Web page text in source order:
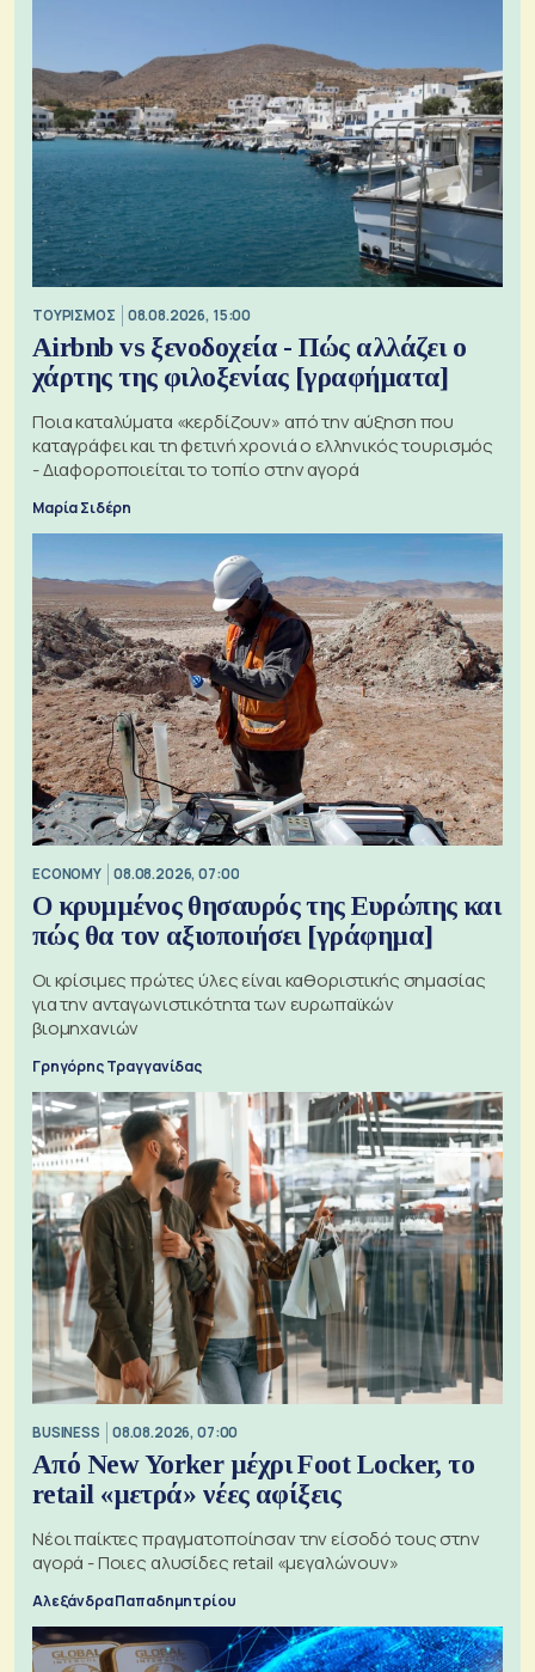
ΤΟΥΡΙΣΜΟΣ 08.08.2026, 15:00
Airbnb vs ξενοδοχεία - Πώς αλλάζει ο
χάρτης της φιλοξενίας [γραφήματα]
Ποια καταλύματα «κερδίζουν» από την αύξηση που
καταγράφει και τη φετινή χρονιά ο ελληνικός τουρισμός
- Διαφοροποιείται το τοπίο στην αγορά
Μαρία Σιδέρη
ECONOMY 08.08.2026, 07:00
Ο κρυμμένος θησαυρός της Ευρώπης και
πώς θα τον αξιοποιήσει [γράφημα]
Οι κρίσιμες πρώτες ύλες είναι καθοριστικής σημασίας
για την ανταγωνιστικότητα των ευρωπαϊκών
βιομηχανιών
Γρηγόρης Τραγγανίδας
BUSINESS 08.08.2026, 07:00
Από New Yorker μέχρι Foot Locker, το
retail «μετρά» νέες αφίξεις
Νέοι παίκτες πραγματοποίησαν την είσοδό τους στην
αγορά - Ποιες αλυσίδες retail «μεγαλώνουν»
Αλεξάνδρα Παπαδημητρίου